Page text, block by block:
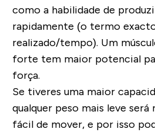
como a habilidade de
rapidamente (o termo
realizado/tempo). Um
forte tem maior potencial
força.
Se tiveres uma maior
qualquer peso mais leve
fácil de mover, e por isso